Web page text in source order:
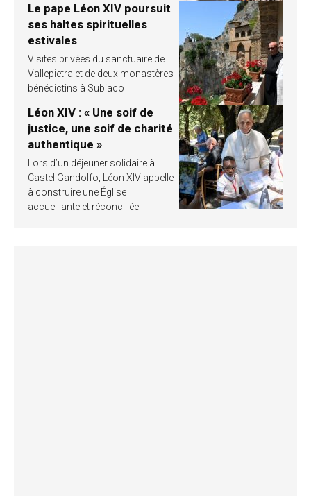
Le pape Léon XIV poursuit
ses haltes spirituelles
estivales
Visites privées du sanctuaire de
Vallepietra et de deux monastères
bénédictins à Subiaco
Léon XIV : « Une soif de
justice, une soif de charité
authentique »
Lors d’un déjeuner solidaire à
Castel Gandolfo, Léon XIV appelle
à construire une Église
accueillante et réconciliée